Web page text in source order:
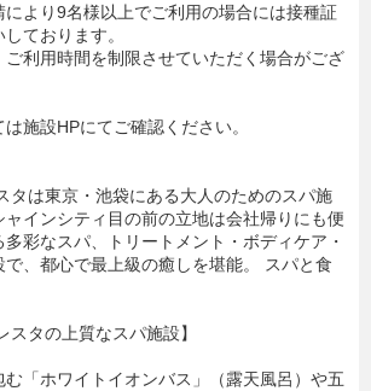
より9名様以上でご利用の場合には接種証
ております。
利用時間を制限させていただく場合がござ
施設HPにてご確認ください。
タは東京・池袋にある大人のためのスパ施
インシティ目の前の立地は会社帰りにも便
彩なスパ、トリートメント・ボディケア・
で、都心で最上級の癒しを堪能。 スパと食
スタの上質なスパ施設】
「ホワイトイオンバス」（露天風呂）や五